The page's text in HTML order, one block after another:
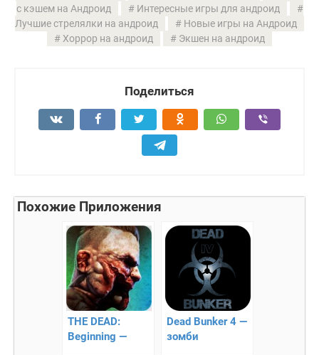
с кэшем на Андроид
Интересные игры для андроид
Лучшие стрелялки на андроид
Новые игры на Андроид
Хоррор на андроид
Экшен на андроид
Поделиться
Похожие Приложения
THE DEAD:
Beginning —
Dead Bunker 4 —
зомби